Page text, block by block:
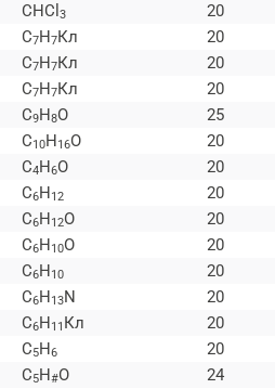
CHCl 3
20
C7H7Кл
20
C7H7Кл
20
C7H7Кл
20
C9H8O
25
C10H16O
20
C4H6O
20
C6H12
20
C6H12O
20
C6H10O
20
C6H10
20
C6H13N
20
C6H11 Кл
20
C5H6
20
C5H#O
24